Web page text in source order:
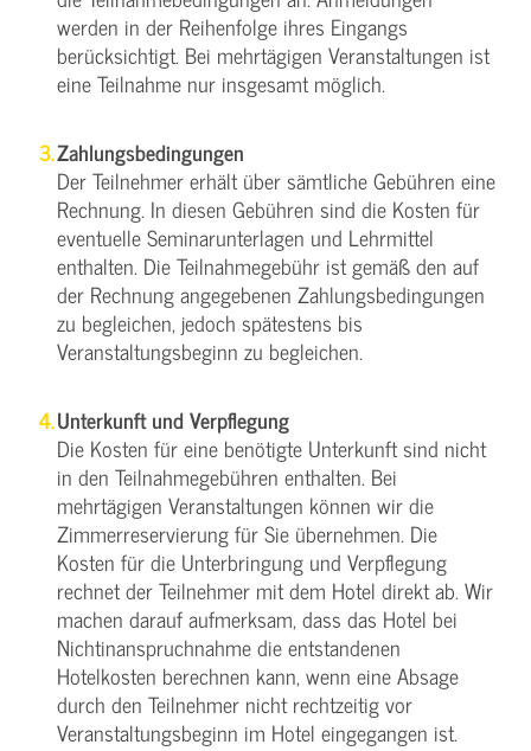
werden in der Reihenfolge ihres Eingangs
berücksichtigt. Bei mehrtägigen Veranstaltungen ist
eine Teilnahme nur insgesamt möglich.
Zahlungsbedingungen
Der Teilnehmer erhält über sämtliche Gebühren eine
Rechnung. In diesen Gebühren sind die Kosten für
eventuelle Seminarunterlagen und Lehrmittel
enthalten. Die Teilnahmegebühr ist gemäß den auf
der Rechnung angegebenen Zahlungsbedingungen
zu begleichen, jedoch spätestens bis
Veranstaltungsbeginn zu begleichen.
Unterkunft und Verpflegung
Die Kosten für eine benötigte Unterkunft sind nicht
in den Teilnahmegebühren enthalten. Bei
mehrtägigen Veranstaltungen können wir die
Zimmerreservierung für Sie übernehmen. Die
Kosten für die Unterbringung und Verpflegung
rechnet der Teilnehmer mit dem Hotel direkt ab. Wir
machen darauf aufmerksam, dass das Hotel bei
Nichtinanspruchnahme die entstandenen
Hotelkosten berechnen kann, wenn eine Absage
durch den Teilnehmer nicht rechtzeitig vor
Veranstaltungsbeginn im Hotel eingegangen ist.